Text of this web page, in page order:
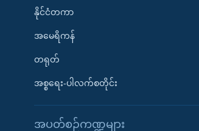
နိုင်ငံတကာ
အမေရိကန်
တရုတ်
အစ္စရေး-ပါလက်စတိုင်း
အပတ်စဉ်ကဏ္ဍများ